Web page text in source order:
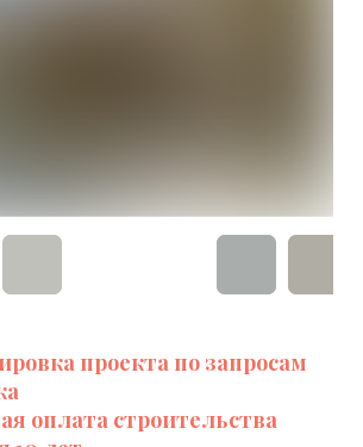
проекта по запросам
оплата строительства